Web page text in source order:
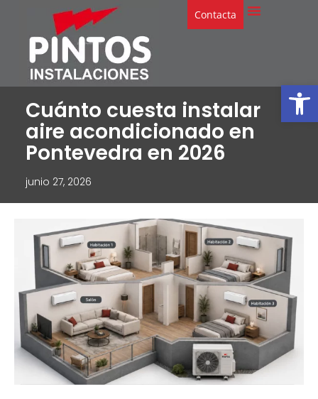
Abrir
Contacta
Cuánto cuesta instalar
aire acondicionado en
Pontevedra en 2026
junio 27, 2026